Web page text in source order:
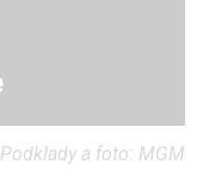
Podklady a foto: MGM